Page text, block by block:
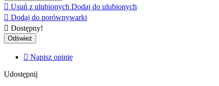
 Usuń z ulubionych Dodaj do ulubionych
 Dodaj do porównywarki
 Dostępny!
 Napisz opinię
Udostępnij